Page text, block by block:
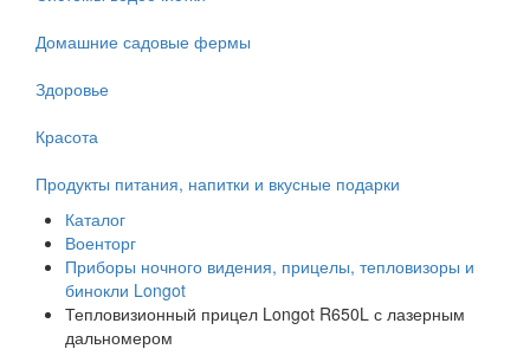
Домашние садовые фермы
Здоровье
Красота
Продукты питания, напитки и вкусные подарки
Каталог
Военторг
Приборы ночного видения, прицелы, тепловизоры и
бинокли Longot
Тепловизионный прицел Longot R650L с лазерным
дальномером